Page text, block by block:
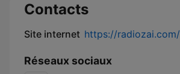
Contacts
Site internet https://radiozai.com/
Réseaux sociaux